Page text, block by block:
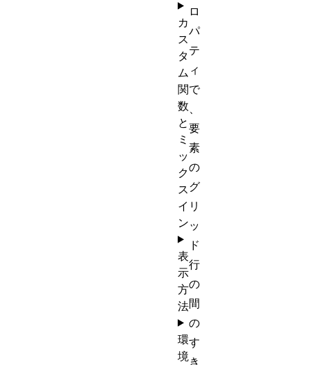
ロ
パ
テ
ィ
で
、
要
素
の
グ
リ
ッ
ド
行
の
間
の
す
き
カ
ス
タ
ム
関
数
と
ミ
ッ
ク
ス
イ
ン
表
示
方
法
環
境